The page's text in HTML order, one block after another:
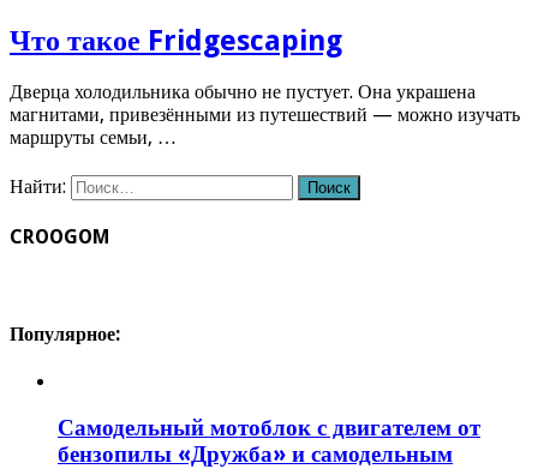
Что такое Fridgescaping
Дверца холодильника обычно не пустует. Она украшена
магнитами, привезёнными из путешествий — можно изучать
маршруты семьи, …
Найти:
CROOGOM
Популярное:
Самодельный мотоблок с двигателем от
бензопилы «Дружба» и самодельным